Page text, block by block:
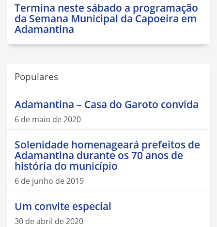
Termina neste sábado a programação
da Semana Municipal da Capoeira em
Adamantina
Populares
Adamantina – Casa do Garoto convida
6 de maio de 2020
Solenidade homenageará prefeitos de
Adamantina durante os 70 anos de
história do município
6 de junho de 2019
Um convite especial
30 de abril de 2020